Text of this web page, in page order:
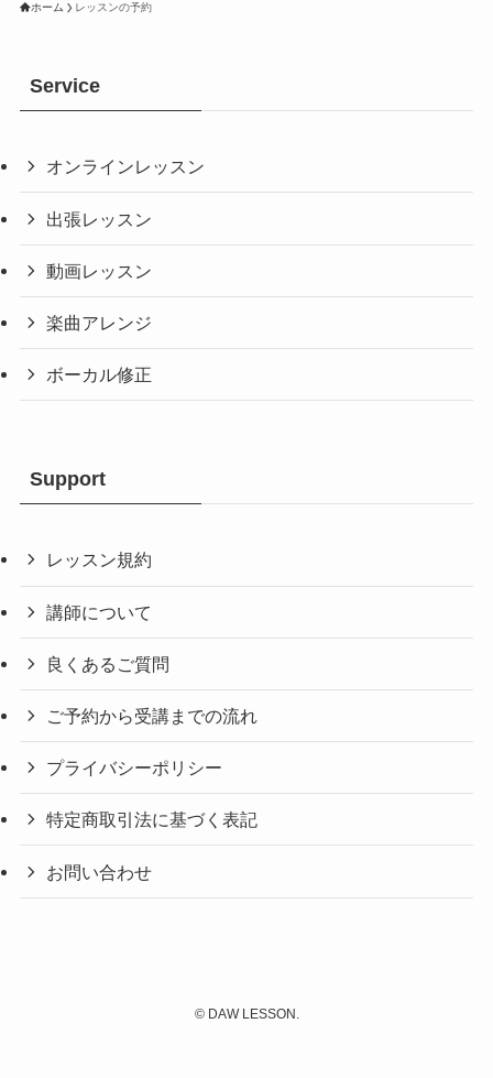
ホーム レッスンの予約
Service
オンラインレッスン
出張レッスン
動画レッスン
楽曲アレンジ
ボーカル修正
Support
レッスン規約
講師について
良くあるご質問
ご予約から受講までの流れ
プライバシーポリシー
特定商取引法に基づく表記
お問い合わせ
©DAW LESSON.